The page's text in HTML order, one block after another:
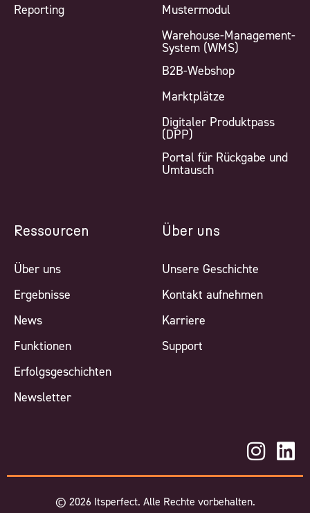
Reporting
Mustermodul
Warehouse-Management-
System (WMS)
B2B-Webshop
Marktplätze
Digitaler Produktpass
(DPP)
Portal für Rückgabe und
Umtausch
Ressourcen
Über uns
Ergebnisse
News
Funktionen
Erfolgsgeschichten
Newsletter
Über uns
Unsere Geschichte
Kontakt aufnehmen
Karriere
Support
© 2026 Itsperfect. Alle Rechte vorbehalten.